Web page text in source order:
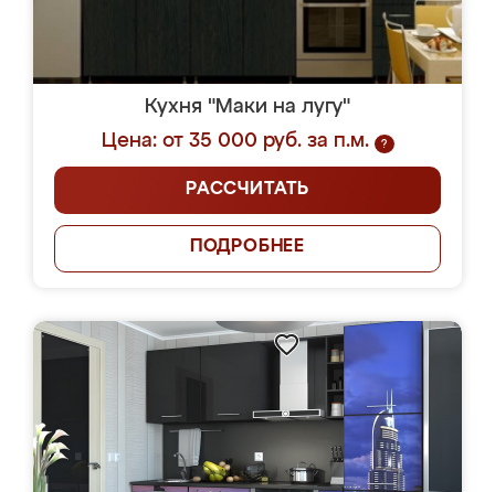
Кухня "Маки на лугу"
Цена: от 35 000 руб. за п.м.
?
РАССЧИТАТЬ
ПОДРОБНЕЕ